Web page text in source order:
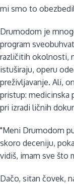
mi smo to
Drumodom je
program
različitih okolnosti,
istuširaju, operu
preživljavanje. Ali,
pristup: medicinska
pri izradi ličnih
"Meni Drumodom
skoro deceniju,
vidiš, imam sve što
Dačo, sitan čovek,